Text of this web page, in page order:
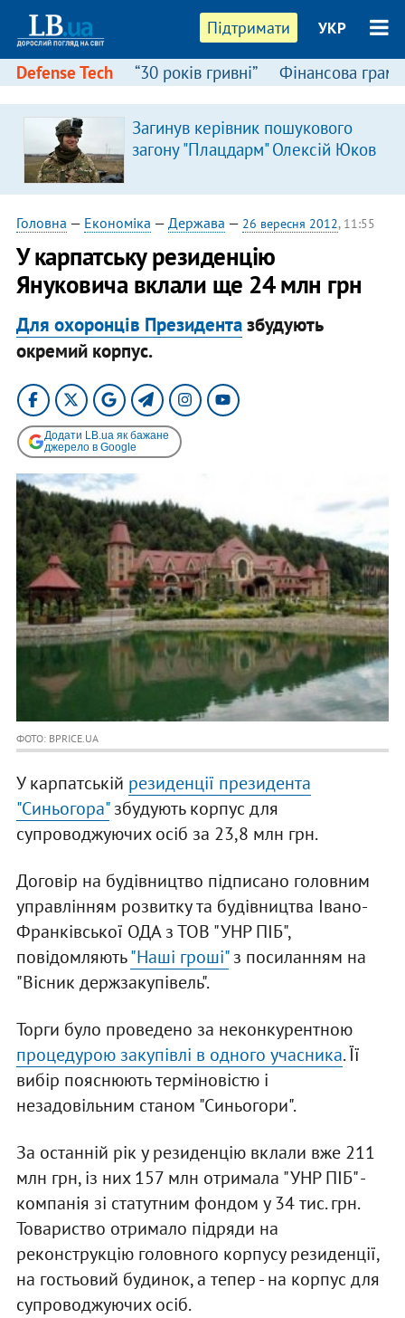
Підтримати УКР
Defense Tech “30 років гривні” Фінансова
Загинув керівник пошукового
загону "Плацдарм" Олексій Юков
Головна — Економіка — Держава — 26 вересня 2012, 11:55
У карпатську резиденцію
Януковича вклали ще 24 млн грн
Для охоронців Президентазбудують
окремий корпус.
Додати LB.ua як бажане
джерело в Google
ФОТО: BPRICE.UA
У карпатській резиденції президента
"Синьогора"збудують корпус для
супроводжуючих осіб за 23,8 млн грн.
Договір на будівництво підписано головним
управлінням розвитку та будівництва Івано-
Франківської ОДА з ТОВ "УНР ПІБ",
повідомляють"Наші гроші"з посиланням на
"Вісник держзакупівель".
Торги було проведено за неконкурентною
процедурою закупівлі в одного учасника. Її
вибір пояснюють терміновістю і
незадовільним станом "Синьогори".
За останній рік у резиденцію вклали вже 211
млн грн, із них 157 млн отримала "УНР ПІБ" -
компанія зі статутним фондом у 34 тис. грн.
Товариство отримало підряди на
реконструкцію головного корпусу резиденції,
на гостьовий будинок, а тепер - на корпус для
супроводжуючих осіб.